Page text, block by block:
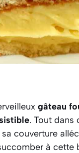
gâteau
. Tout dans
couverture
à cette